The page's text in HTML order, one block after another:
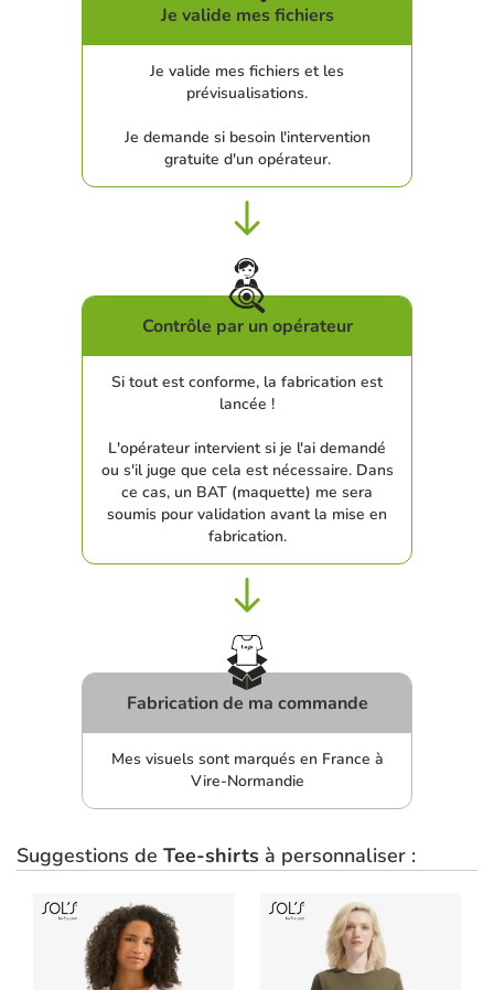
Je valide mes fichiers
Je valide mes fichiers et les
prévisualisations.
Je demande si besoin l'intervention
gratuite d'un opérateur.
Contrôle par un opérateur
Si tout est conforme, la fabrication est
lancée !
L'opérateur intervient si je l'ai demandé
ou s'il juge que cela est nécessaire. Dans
ce cas, un BAT (maquette) me sera
soumis pour validation avant la mise en
fabrication.
Fabrication de ma commande
Mes visuels sont marqués en France à
Vire-Normandie
Suggestions de Tee-shirts à personnaliser :